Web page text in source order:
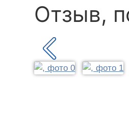
Отзыв,